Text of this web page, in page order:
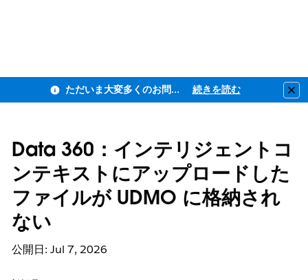
ただいま大変多くのお問い合わせをいただいており、ご連絡までにお時間を頂戴しております 続きを読む
Data 360：インテリジェントコ
ンテキストにアップロードした
ファイルが UDMO に格納され
ない
公開日: Jul 7, 2026